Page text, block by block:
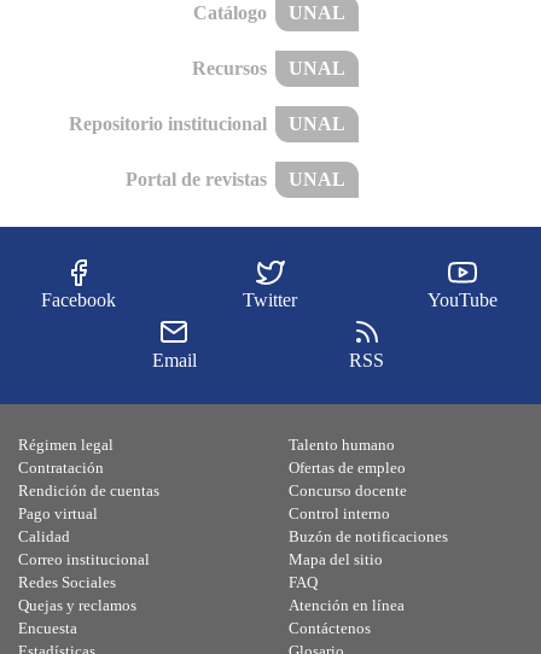
Catálogo UNAL
Recursos UNAL
Repositorio institucional UNAL
Portal de revistas UNAL
Facebook Twitter YouTube
Email RSS
Régimen legal
Contratación
Rendición de cuentas
Pago virtual
Calidad
Talento humano
Ofertas de empleo
Concurso docente
Control interno
Buzón de notificaciones
Correo institucional
Redes Sociales
Quejas y reclamos
Encuesta
Mapa del sitio
FAQ
Atención en línea
Contáctenos